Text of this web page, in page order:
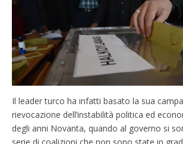
Il leader turco ha infatti basato la sua
rievocazione dell’instabilità politica ed
degli anni Novanta, quando al governo si